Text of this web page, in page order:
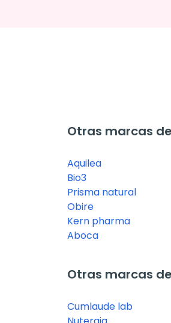
Otras marcas
Aquilea
Bio3
Prisma natural
Obire
Kern pharma
Aboca
Otras marcas
Cumlaude lab